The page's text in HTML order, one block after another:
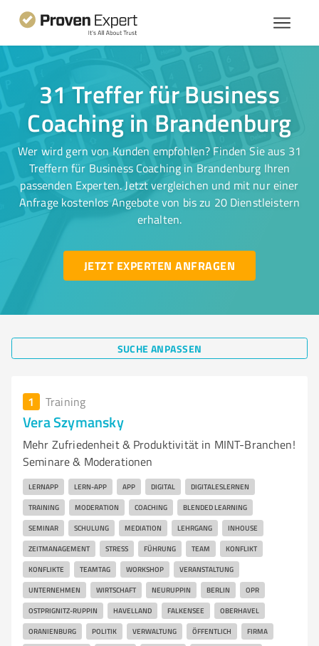
31 Treffer für Business
Coaching in Brandenburg
Wer wird gern von Kunden empfohlen? Finden Sie aus 31
Treffern für Business Coaching in Brandenburg Ihren
passenden Experten. Jetzt vergleichen und mit nur einer
Anfrage kostenlos Angebote von bis zu 20 Dienstleistern
erhalten.
JETZT EXPERTEN ANFRAGEN
SUCHE ANPASSEN
1 Training
Vera Szymansky
Mehr Zufriedenheit & Produktivität in MINT-Branchen!
Seminare & Moderationen
LERNAPP LERN-APP APP DIGITAL DIGITALESLERNEN
TRAINING MODERATION COACHING BLENDED LEARNING
SEMINAR SCHULUNG MEDIATION LEHRGANG INHOUSE
ZEITMANAGEMENT STRESS FÜHRUNG TEAM KONFLIKT
KONFLIKTE TEAMTAG WORKSHOP VERANSTALTUNG
UNTERNEHMEN WIRTSCHAFT NEURUPPIN BERLIN OPR
OSTPRIGNITZ-RUPPIN HAVELLAND FALKENSEE OBERHAVEL
ORANIENBURG POLITIK VERWALTUNG ÖFFENTLICH FIRMA